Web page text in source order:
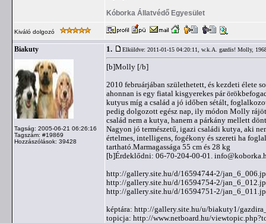
Kóborka Állatvédő Egyesület
Kiváló dolgozó
Biakuty
Tagság: 2005-06-21 06:26:16
Tagszám: #19869
Hozzászólások: 39428
1. Elküldve: 2011-01-15 04:20:11, w.k.A. gazdis! Molly,
[b]Molly [/b]
2010 februárjában születhetett, és kezdeti élete
ahonnan is egy fiatal kisgyerekes pár
kutyus míg a család a jó időben sétált,
pedig dolgozott egész nap, ily módon Molly
család nem a kutya, hanem a párkány mellett
Nagyon jó természetű, igazi családi kutya, aki
értelmes, intelligens, fogékony és szereti ha
tartható.Marmagassága 55 cm és 28 kg
[b]Érdeklődni: 06-70-204-00-01.
http://gallery.site.hu/d/16594744-2/
http://gallery.site.hu/d/16594754-2/
http://gallery.site.hu/d/16594751-2/
képtára: http://gallery.site.hu/u/biakuty1/
topicja: http://www.netboard.hu/